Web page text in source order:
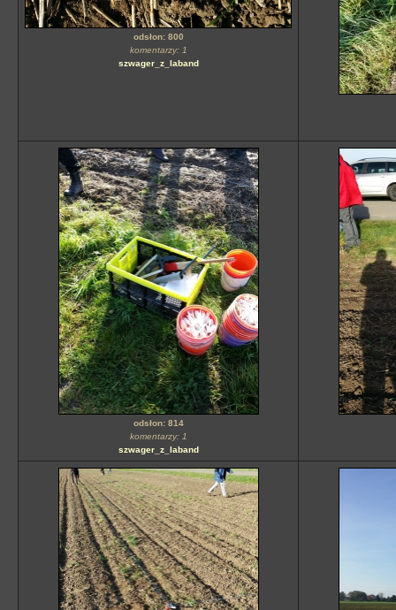
odsłon: 800
komentarzy: 1
szwager_z_laband
odsłon: 814
komentarzy: 1
szwager_z_laband